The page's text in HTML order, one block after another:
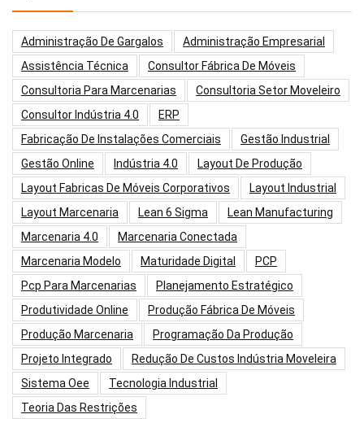
Administração De Gargalos
Administração Empresarial
Assistência Técnica
Consultor Fábrica De Móveis
Consultoria Para Marcenarias
Consultoria Setor Moveleiro
Consultor Indústria 4.0
ERP
Fabricação De Instalações Comerciais
Gestão Industrial
Gestão Online
Indústria 4.0
Layout De Produção
Layout Fabricas De Móveis Corporativos
Layout Industrial
Layout Marcenaria
Lean 6 Sigma
Lean Manufacturing
Marcenaria 4.0
Marcenaria Conectada
Marcenaria Modelo
Maturidade Digital
PCP
Pcp Para Marcenarias
Planejamento Estratégico
Produtividade Online
Produção Fábrica De Móveis
Produção Marcenaria
Programação Da Produção
Projeto Integrado
Redução De Custos Indústria Moveleira
Sistema Oee
Tecnologia Industrial
Teoria Das Restrições